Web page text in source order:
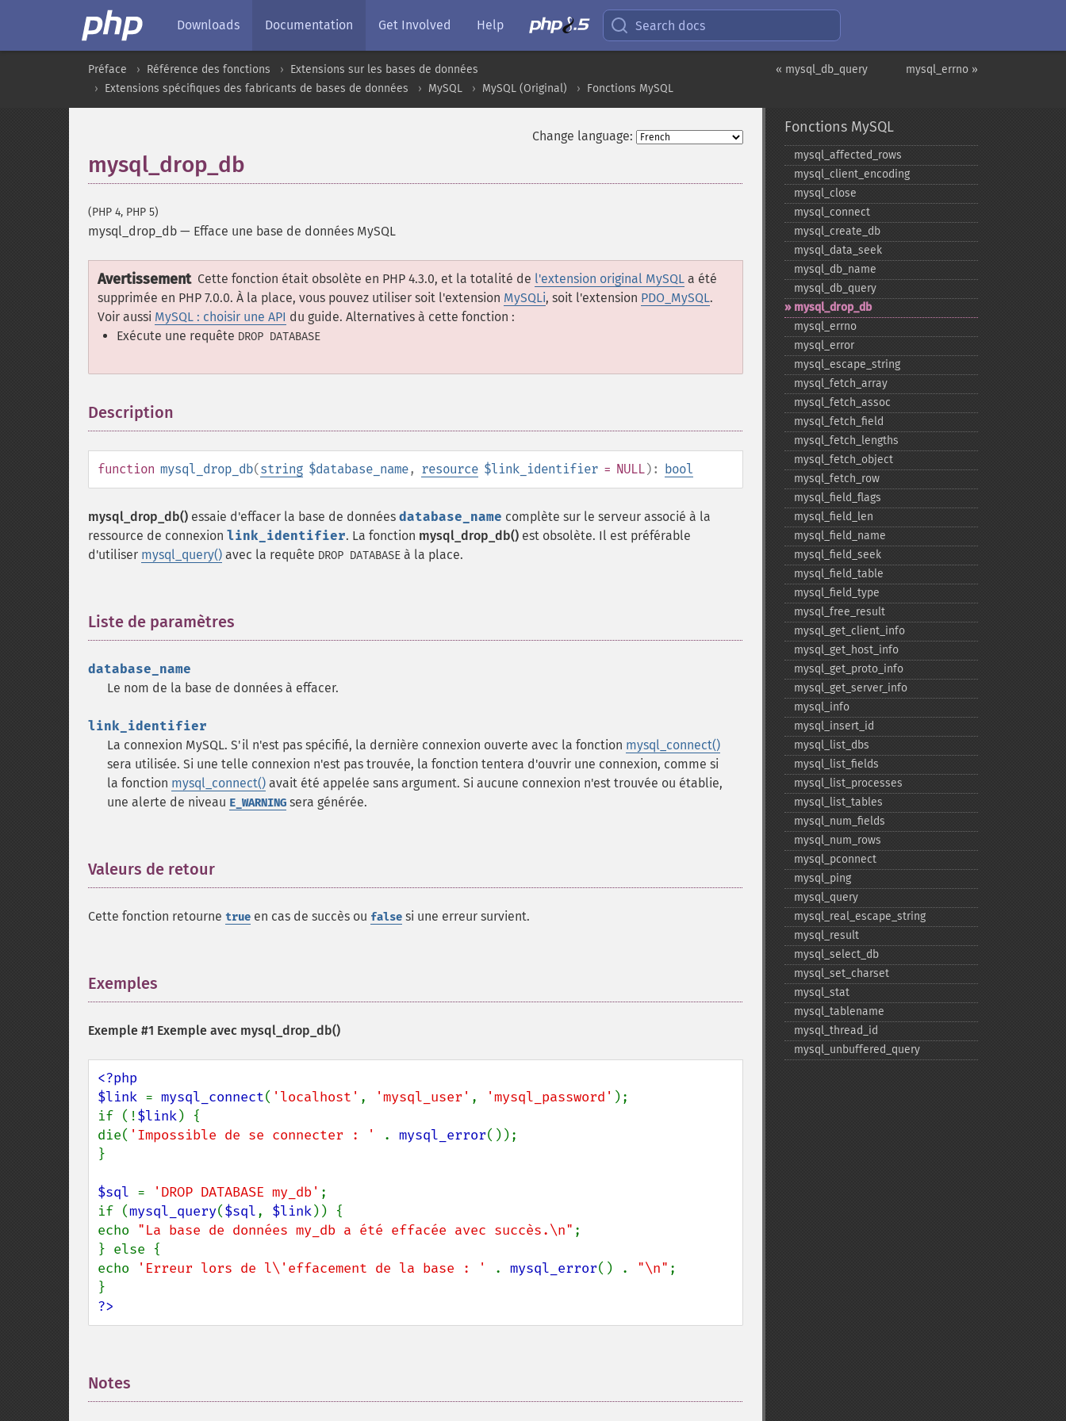
Downloads Documentation Get Involved Help Search docs
mysql_errno »
« mysql_db_query
Préface Référence des fonctions
Extensions sur les bases de données
Extensions spécifiques des fabricants de bases de données
MySQL MySQL (Original) Fonctions MySQL
Change language:
mysql_drop_db
(PHP 4, PHP 5)
mysql_drop_db — Efface une base de données MySQL
Avertissement Cette fonction était obsolète en PHP 4.3.0, et la totalité de l'extension original MySQL a été
supprimée en PHP 7.0.0. À la place, vous pouvez utiliser soit l'extension MySQLi, soit l'extension PDO_MySQL.
Voir aussi MySQL : choisir une API du guide. Alternatives à cette fonction :
Exécute une requête DROP DATABASE
Description
function mysql_drop_db(string $database_name, resource $link_identifier = NULL): bool
mysql_drop_db() essaie d'effacer la base de données database_name complète sur le serveur associé à la
ressource de connexion link_identifier. La fonction mysql_drop_db() est obsolète. Il est préférable
d'utiliser mysql_query() avec la requête DROP DATABASE à la place.
Liste de paramètres
database_name
Le nom de la base de données à effacer.
link_identifier
La connexion MySQL. S'il n'est pas spécifié, la dernière connexion ouverte avec la fonction mysql_connect()
sera utilisée. Si une telle connexion n'est pas trouvée, la fonction tentera d'ouvrir une connexion, comme si
la fonction mysql_connect() avait été appelée sans argument. Si aucune connexion n'est trouvée ou établie,
une alerte de niveau E_WARNING sera générée.
Valeurs de retour
Cette fonction retourne true en cas de succès ou false si une erreur survient.
Exemples
Exemple #1 Exemple avec mysql_drop_db()
<?php
$link = mysql_connect( 'localhost' , 'mysql_user' , 'mysql_password' );
if (!$link) {
die( 'Impossible de se connecter : ' . mysql_error());
}
$sql = 'DROP DATABASE my_db' ;
if (mysql_query($sql, $link)) {
echo "La base de données my_db a été effacée avec succès.\n" ;
} else {
echo
'Erreur lors de l\'effacement de la base : ' . mysql_error() . "\n" ;
?>
Notes
Fonctions MySQL
mysql_​affected_​rows
mysql_​client_​encoding
mysql_​close
mysql_​connect
mysql_​create_​db
mysql_​data_​seek
mysql_​db_​name
mysql_​db_​query
mysql_​drop_​db
mysql_​errno
mysql_​error
mysql_​escape_​string
mysql_​fetch_​array
mysql_​fetch_​assoc
mysql_​fetch_​field
mysql_​fetch_​lengths
mysql_​fetch_​object
mysql_​fetch_​row
mysql_​field_​flags
mysql_​field_​len
mysql_​field_​name
mysql_​field_​seek
mysql_​field_​table
mysql_​field_​type
mysql_​free_​result
mysql_​get_​client_​info
mysql_​get_​host_​info
mysql_​get_​proto_​info
mysql_​get_​server_​info
mysql_​info
mysql_​insert_​id
mysql_​list_​dbs
mysql_​list_​fields
mysql_​list_​processes
mysql_​list_​tables
mysql_​num_​fields
mysql_​num_​rows
mysql_​pconnect
mysql_​ping
mysql_​query
mysql_​real_​escape_​string
mysql_​result
mysql_​select_​db
mysql_​set_​charset
mysql_​stat
mysql_​tablename
mysql_​thread_​id
mysql_​unbuffered_​query